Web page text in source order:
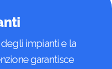
impianti e la
garantisce